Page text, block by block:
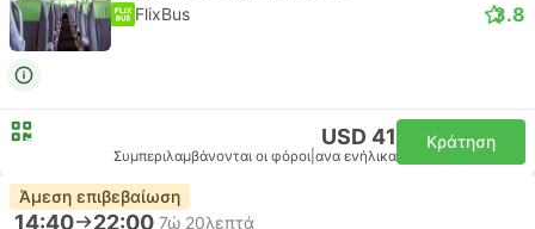
FlixBus 3.8
USD 41
Συμπεριλαμβάνονται οι φόροι ανα ενήλικα
Κράτηση
Άμεση επιβεβαίωση
14:40 22:00 7ώ 20λεπτά